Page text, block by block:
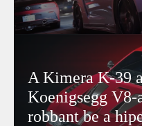
A Kimera K-39
Koenigsegg
robbant be a